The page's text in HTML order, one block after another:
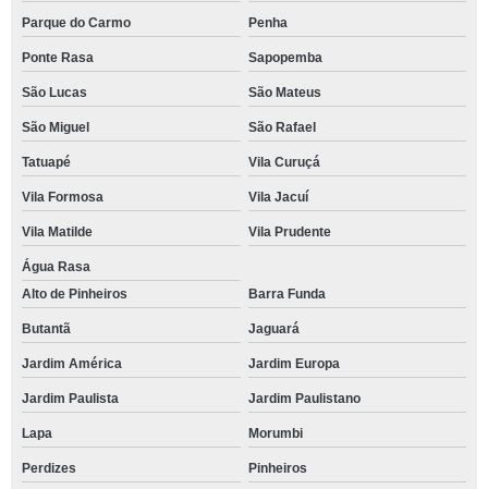
Parque do Carmo Penha
Ponte Rasa Sapopemba
São Lucas São Mateus
São Miguel São Rafael
Tatuapé Vila Curuçá
Vila Formosa Vila Jacuí
Vila Matilde Vila Prudente
Água Rasa
Alto de Pinheiros
Barra Funda
Butantã Jaguará
Jardim América Jardim Europa
Jardim Paulista Jardim Paulistano
Lapa Morumbi
Perdizes Pinheiros